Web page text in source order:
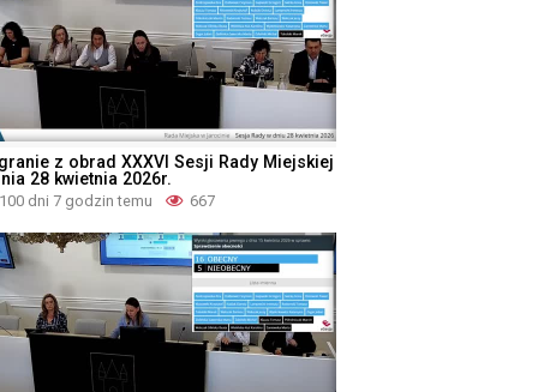
z obrad XXXVI Sesji Rady Miejskiej
28 kwietnia 2026r.
100 dni 7 godzin temu 667